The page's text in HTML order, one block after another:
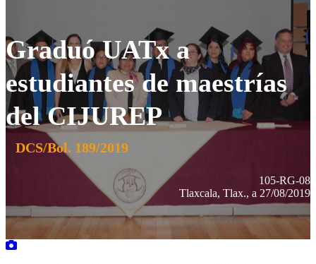
Graduó UATx a
estudiantes de maestrías
del CIJUREP
DCS/Bol. 189/2019
105-RG-08
Tlaxcala, Tlax., a 27/08/2019